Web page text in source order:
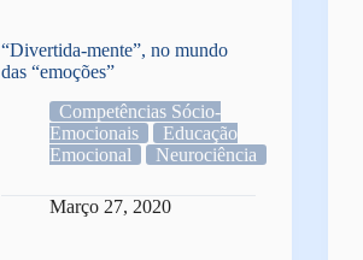
“Divertida-mente”, no mundo
das “emoções”
Competências Sócio-
Emocionais
Educação
Emocional
Neurociência
Março 27, 2020